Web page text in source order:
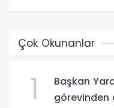
Çok Okunanlar
1
Başkan